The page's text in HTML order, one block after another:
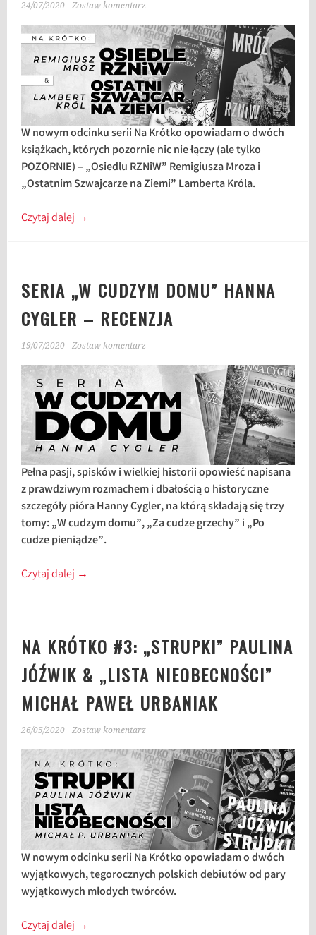
24/07/2020 Zostaw komentarz
W nowym odcinku serii Na Krótko opowiadam o dwóch
książkach, których pozornie nic nie łączy (ale tylko
POZORNIE) – „Osiedlu RZNiW” Remigiusza Mroza i
„Ostatnim Szwajcarze na Ziemi” Lamberta Króla.
Czytaj dalej →
SERIA „W CUDZYM DOMU” HANNA
CYGLER – RECENZJA
19/07/2020 Zostaw komentarz
Pełna pasji, spisków i wielkiej historii opowieść napisana
z prawdziwym rozmachem i dbałością o historyczne
szczegóły pióra Hanny Cygler, na którą składają się trzy
tomy: „W cudzym domu”, „Za cudze grzechy” i „Po
cudze pieniądze”.
Czytaj dalej →
NA KRÓTKO #3: „STRUPKI” PAULINA
JÓŹWIK & „LISTA NIEOBECNOŚCI”
MICHAŁ PAWEŁ URBANIAK
26/05/2020 Zostaw komentarz
W nowym odcinku serii Na Krótko opowiadam o dwóch
wyjątkowych, tegorocznych polskich debiutów od pary
wyjątkowych młodych twórców.
Czytaj dalej →